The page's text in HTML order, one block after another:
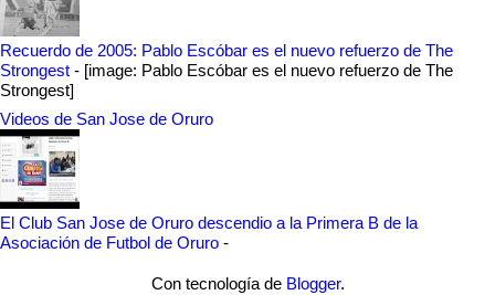
Recuerdo de 2005: Pablo Escóbar es el nuevo refuerzo de The
Strongest - [image: Pablo Escóbar es el nuevo refuerzo de The
Strongest]
Videos de San Jose de Oruro
El Club San Jose de Oruro descendio a la Primera B de la
Asociación de Futbol de Oruro -
Con tecnología de Blogger.